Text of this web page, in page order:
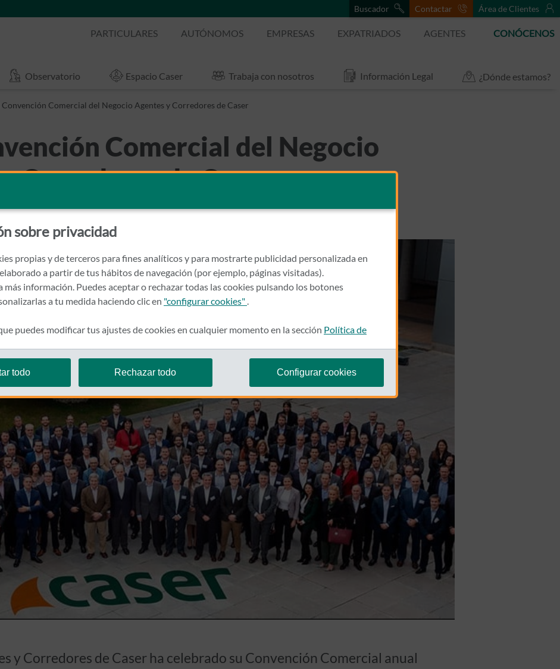
Buscador Contactar Área de Clientes
PARTICULARES AUTÓNOMOS EMPRESAS EXPATRIADOS AGENTES CONÓCENOS
Observatorio Espacio Caser Trabaja con nosotros Información Legal ¿Dónde estamos?
Convención Comercial del Negocio Agentes y Corredores de Caser
Comercial del Negocio
Corredores de Caser
y Corredores de Caser ha celebrado su Convención Comercial anual
sobre privacidad
propias y de terceros para fines analíticos y para mostrarte publicidad personalizada en
a partir de tus hábitos de navegación (por ejemplo, páginas visitadas).
más información. Puedes aceptar o rechazar todas las cookies pulsando los botones
a tu medida haciendo clic en "configurar cookies"
puedes modificar tus ajustes de cookies en cualquier momento en la sección Política de
todo Rechazar todo Configurar cookies